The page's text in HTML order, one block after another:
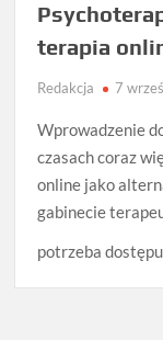
terapia
Redakcja 7
Wprowadzenie
czasach coraz
online jako
gabinecie
potrzeba